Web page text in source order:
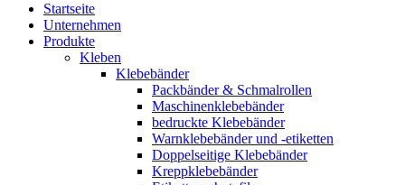
Startseite
Unternehmen
Produkte
Kleben
Klebebänder
Packbänder & Schmalrollen
Maschinenklebebänder
bedruckte Klebebänder
Warnklebebänder und -etiketten
Doppelseitige Klebebänder
Kreppklebebänder